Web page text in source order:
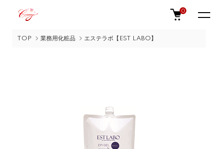
0
TOP 業務用化粧品 エステラボ【EST LABO】